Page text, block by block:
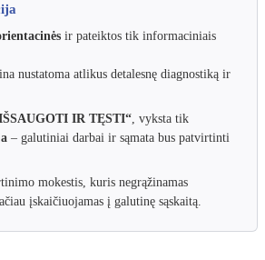
ir pateiktos tik informaciniais
nustatoma atlikus detalesnę diagnostiką ir
IR TĘSTI“ , vyksta tik
– galutiniai darbai ir sąmata bus patvirtinti
mokestis, kuris negrąžinamas
įskaičiuojamas į galutinę sąskaitą.